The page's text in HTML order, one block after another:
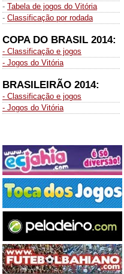
- Tabela de jogos do Vitória
- Classificação por rodada
COPA DO BRASIL 2014:
- Classificação e jogos
- Jogos do Vitória
BRASILEIRÃO 2014:
- Classificação e jogos
- Jogos do Vitória